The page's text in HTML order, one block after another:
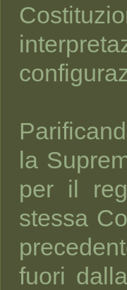
la
per il
stessa
fuori